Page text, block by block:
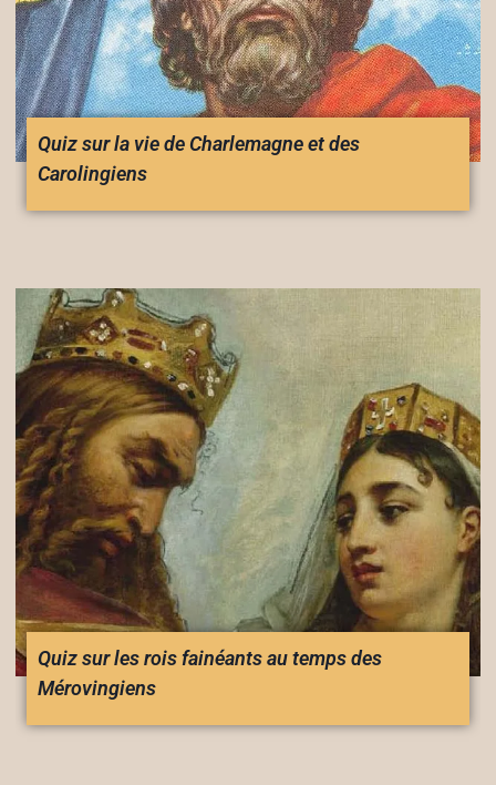
Quiz sur la vie de Charlemagne et des
Carolingiens
Quiz sur les rois fainéants au temps des
Mérovingiens